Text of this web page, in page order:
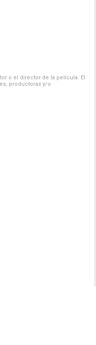
o el director de la película. El
productoras y/o